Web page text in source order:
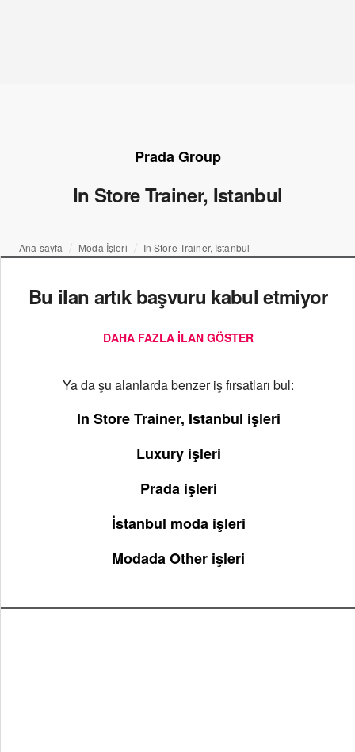
Prada Group
In Store Trainer, Istanbul
Ana sayfa Moda İşleri In Store Trainer, Istanbul
Bu ilan artık başvuru kabul etmiyor
DAHA FAZLA ILAN GÖSTER
Ya da şu alanlarda benzer iş fırsatları bul:
In Store Trainer, Istanbul işleri
Luxury işleri
Prada işleri
İstanbul moda işleri
Modada Other işleri